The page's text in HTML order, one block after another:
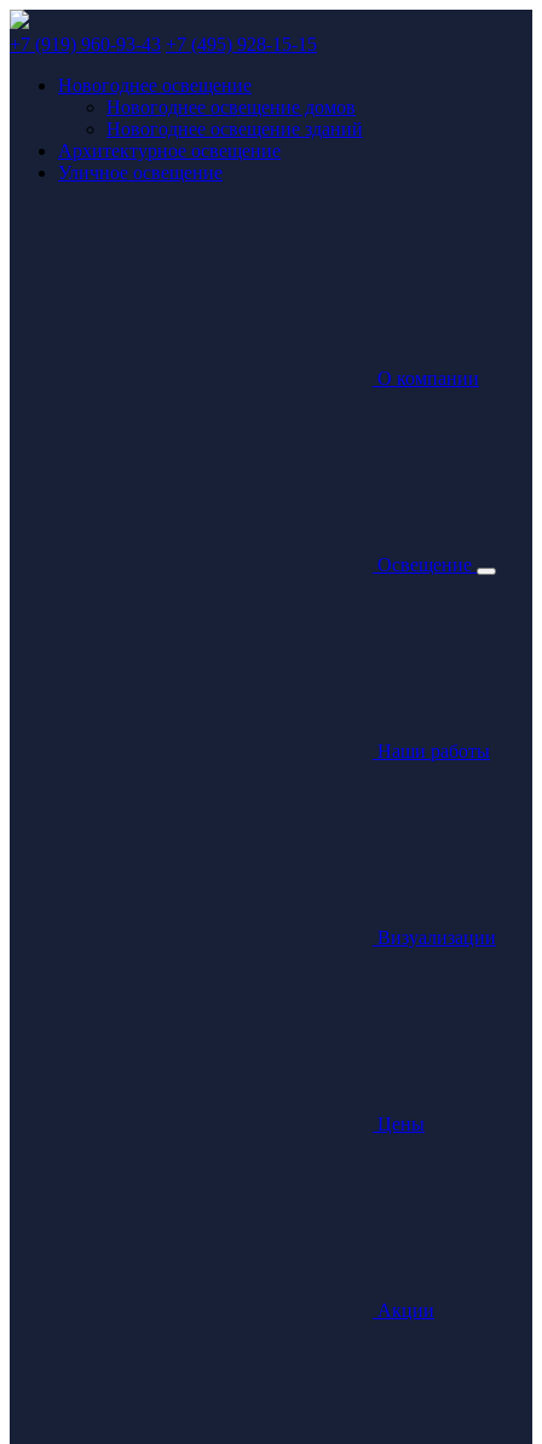
+7 (919) 960-93-43 +7 (495) 928-15-15
Новогоднее освещение
Новогоднее освещение домов
Новогоднее освещение зданий
Архитектурное освещение
Уличное освещение
О компании
Освещение
Наши работы
Визуализации
Цены
Акции